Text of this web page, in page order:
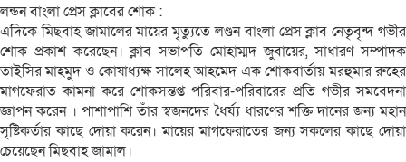
লন্ডন বাংলা প্রেস ক্লাবের শোক :
এদিকে মিছবাহ জামালের মায়ের মৃত্যুতে লণ্ডন বাংলা প্রেস ক্লাব নেতৃবৃন্দ গভীর
শোক প্রকাশ করেছেন। ক্লাব সভাপতি মোহাম্মদ জুবায়ের, সাধারণ সম্পাদক
তাইসির মাহমুদ ও কোষাধ্যক্ষ সালেহ আহমেদ এক শোকবার্তায় মরহুমার রুহের
মাগফেরাত কামনা করে শোকসন্তপ্ত পরিবার-পরিবারের প্রতি গভীর সমবেদনা
জ্ঞাপন করেন । পাশাপাশি তাঁর স্বজনদের ধৈর্য্য ধারণের শক্তি দানের জন্য মহান
সৃষ্টিকর্তার কাছে দোয়া করেন। মায়ের মাগফেরাতের জন্য সকলের কাছে দোয়া
চেয়েছেন মিছবাহ জামাল।